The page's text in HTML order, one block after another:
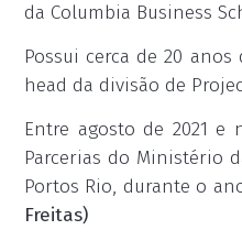
da Columbia Business
Possui cerca de 20
head da divisão de
Entre agosto de 2021 e
Parcerias do Ministério
Portos Rio, durante o
Freitas)